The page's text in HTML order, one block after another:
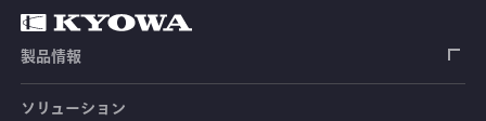
製品情報
ひずみゲージ
ソリューション